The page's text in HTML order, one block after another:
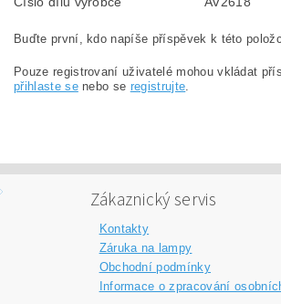
Buďte první, kdo napíše příspěvek k této
Pouze registrovaní uživatelé mohou vkládat
přihlaste senebo se registrujte.
Zákaznický servis
Kontakty
Záruka na lampy
Obchodní podmínky
Informace o zpracování